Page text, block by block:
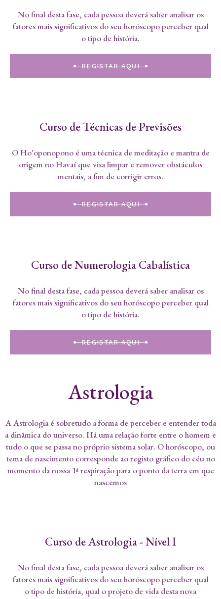
No final desta fase, cada pessoa deverá saber analisar os
fatores mais significativos do seu horóscopo perceber qual
o tipo de história.
REGISTAR AQUI
Curso de Técnicas de Previsões
O Ho'oponopono é uma técnica de meditação e mantra de
origem no Havaí que visa limpar e remover obstáculos
mentais, a fim de corrigir erros.
REGISTAR AQUI
Curso de Numerologia Cabalística
No final desta fase, cada pessoa deverá saber analisar os
fatores mais significativos do seu horóscopo perceber qual
o tipo de história.
REGISTAR AQUI
Astrologia
A Astrologia é sobretudo a forma de perceber e entender toda
a dinâmica do universo. Há uma relação forte entre o homem e
tudo o que se passa no próprio sistema solar. O horóscopo, ou
tema de nascimento corresponde ao registo gráfico do céu no
momento da nossa 1ª respiração para o ponto da terra em que
nascemos
Curso de Astrologia - Nível I
No final desta fase, cada pessoa deverá saber analisar os
fatores mais significativos do seu horóscopo perceber qual
o tipo de história, qual o projeto de vida desta nova